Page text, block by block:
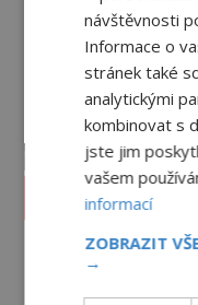
návštěvnosti
Informace o
stránek také
analytickými
kombinovat s
jste jim
vašem
informací
ZOBRAZIT
→